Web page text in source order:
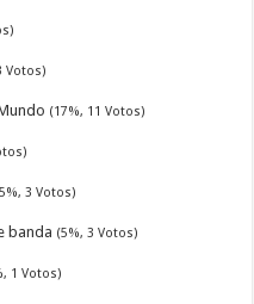
Votos)
(17%, 11 Votos)
3 Votos)
banda (5%, 3 Votos)
1 Votos)